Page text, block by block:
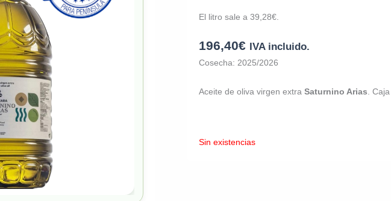
El litro sale a 39,28€.
196,40€ IVA incluido.
Cosecha: 2025/2026
Aceite de oliva virgen extra Saturnino Arias .
Sin existencias